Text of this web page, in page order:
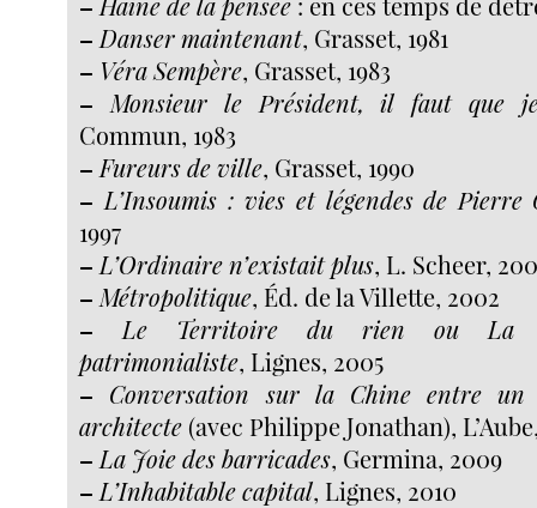
– Danser maintenant, Grasset, 1981
– Véra Sempère, Grasset, 1983
– Monsieur le Président, il faut que
Commun, 1983
– Fureurs de ville, Grasset, 1990
– L’Insoumis : vies et légendes de Pierre
1997
– L’Ordinaire n’existait plus, L. Scheer,
– Métropolitique, Éd. de la Villette, 2002
–
Le Territoire du rien ou La
patrimonialiste, Lignes, 2005
– Conversation sur la Chine entre un
architecte (avec Philippe Jonathan),
– La Joie des barricades, Germina, 2009
– L’Inhabitable capital, Lignes, 2010